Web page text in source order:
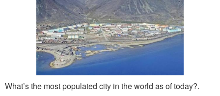
What’s the most populated city in the world as of today?.